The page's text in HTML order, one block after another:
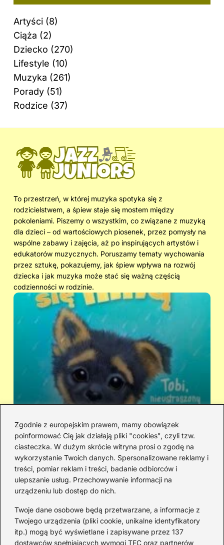
Zgodnie z europejskim prawem, mamy obowiązek
poinformować Cię jak działają pliki "cookies", czyli tzw.
ciasteczka. W dużym skrócie witryna prosi o zgodę na
wykorzystanie Twoich danych. Spersonalizowane reklamy i
treści, pomiar reklam i treści, badanie odbiorców i
ulepszanie usług. Przechowywanie informacji na
urządzeniu lub dostęp do nich.
Twoje dane osobowe będą przetwarzane, a informacje z
Twojego urządzenia (pliki cookie, unikalne identyfikatory
itp.) mogą być wyświetlane i zapisywane przez 137
dostawców spełniających wymogi TFC oraz partnerów
Artyści (8)
Ciąża (2)
Dziecko (270)
Lifestyle (10)
Muzyka (261)
Porady (51)
Rodzice (37)
To przestrzeń, w której muzyka spotyka się z
rodzicielstwem, a śpiew staje się mostem między
pokoleniami. Piszemy o wszystkim, co związane z muzyką
dla dzieci – od wartościowych piosenek, przez pomysły na
wspólne zabawy i zajęcia, aż po inspirujących artystów i
edukatorów muzycznych. Poruszamy tematy wychowania
przez sztukę, pokazujemy, jak śpiew wpływa na rozwój
dziecka i jak muzyka może stać się ważną częścią
codzienności w rodzinie.
Kto śpiewa „Zaopiekuj się mną”? IRA
czy Rezerwat — prawda o dwóch
wersjach
Redakcja
JazzJuniors.pl to miejsce dla rodziców, nauczycieli,
animatorów i wszystkich, którzy wierzą, że muzyka to coś
więcej niż dźwięki – to emocje, relacje i wspomnienia.